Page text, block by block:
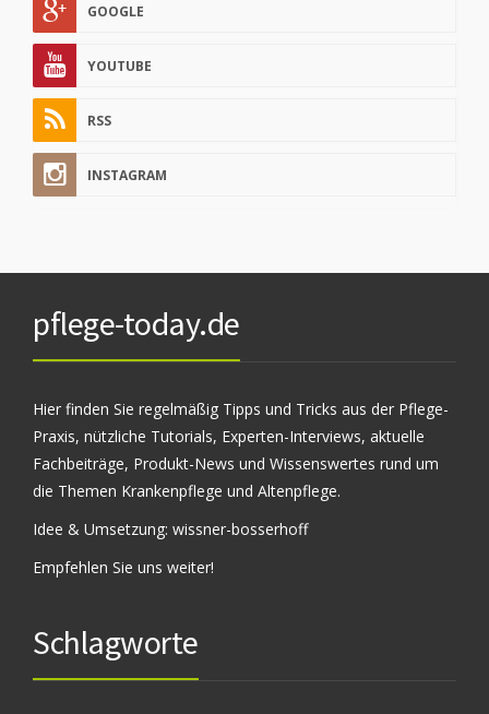
GOOGLE
YOUTUBE
RSS
INSTAGRAM
pflege-today.de
Hier finden Sie regelmäßig Tipps und Tricks aus der Pflege-
Praxis, nützliche Tutorials, Experten-Interviews, aktuelle
Fachbeiträge, Produkt-News und Wissenswertes rund um
die Themen Krankenpflege und Altenpflege.
Idee & Umsetzung: wissner-bosserhoff
Empfehlen Sie uns weiter!
Schlagworte